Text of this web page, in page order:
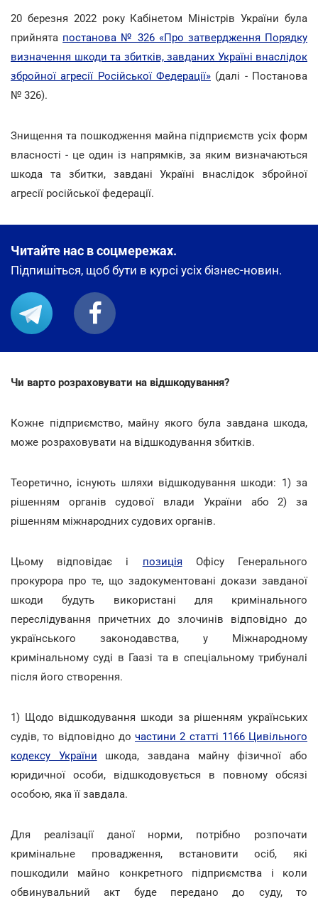
20 березня 2022 року Кабінетом Міністрів України була
прийнята постанова № 326 «Про затвердження Порядку
визначення шкоди та збитків, завданих Україні внаслідок
збройної агресії Російської Федерації» (далі - Постанова
№ 326).
Знищення та пошкодження майна підприємств усіх форм
власності - це один із напрямків, за яким визначаються
шкода та збитки, завдані Україні внаслідок збройної
агресії російської федерації.
Читайте нас в соцмережах.
Підпишіться, щоб бути в курсі усіх бізнес-новин.
Чи варто розраховувати на відшкодування?
Кожне підприємство, майну якого була завдана шкода,
може розраховувати на відшкодування збитків.
Теоретично, існують шляхи відшкодування шкоди: 1) за
рішенням органів судової влади України або 2) за
рішенням міжнародних судових органів.
Цьому відповідає і позиція Офісу Генерального
прокурора про те, що задокументовані докази завданої
шкоди будуть використані для кримінального
переслідування причетних до злочинів відповідно до
українського законодавства, у Міжнародному
кримінальному суді в Гаазі та в спеціальному трибуналі
після його створення.
1) Щодо відшкодування шкоди за рішенням українських
судів, то відповідно до частини 2 статті 1166 Цивільного
кодексу України шкода, завдана майну фізичної або
юридичної особи, відшкодовується в повному обсязі
особою, яка її завдала.
Для реалізації даної норми, потрібно розпочати
кримінальне провадження, встановити осіб, які
пошкодили майно конкретного підприємства і коли
обвинувальний акт буде передано до суду, то